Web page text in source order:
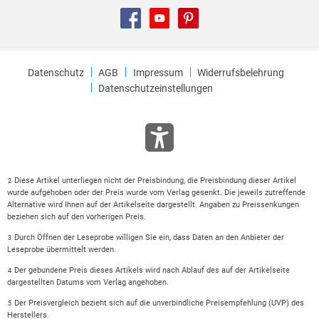
Datenschutz AGB Impressum
Widerrufsbelehrung
Datenschutzeinstellungen
2
Diese Artikel unterliegen nicht der Preisbindung, die Preisbindung dieser Artikel
wurde aufgehoben oder der Preis wurde vom Verlag gesenkt. Die jeweils zutreffende
Alternative wird Ihnen auf der Artikelseite dargestellt. Angaben zu Preissenkungen
beziehen sich auf den vorherigen Preis.
3
Durch Öffnen der Leseprobe willigen Sie ein, dass Daten an den Anbieter der
Leseprobe übermittelt werden.
4
Der gebundene Preis dieses Artikels wird nach Ablauf des auf der Artikelseite
dargestellten Datums vom Verlag angehoben.
5
Der Preisvergleich bezieht sich auf die unverbindliche Preisempfehlung (UVP) des
Herstellers.